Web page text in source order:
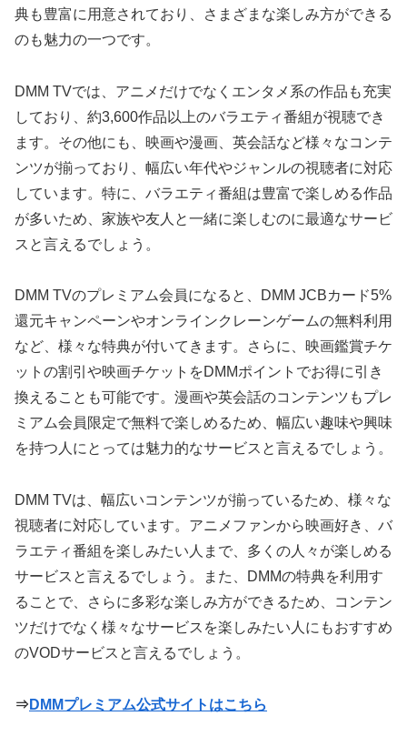
典も豊富に用意されており、さまざまな楽しみ方ができる
のも魅力の一つです。
DMM TVでは、アニメだけでなくエンタメ系の作品も充実
しており、約3,600作品以上のバラエティ番組が視聴でき
ます。その他にも、映画や漫画、英会話など様々なコンテ
ンツが揃っており、幅広い年代やジャンルの視聴者に対応
しています。特に、バラエティ番組は豊富で楽しめる作品
が多いため、家族や友人と一緒に楽しむのに最適なサービ
スと言えるでしょう。
DMM TVのプレミアム会員になると、DMM JCBカード5%
還元キャンペーンやオンラインクレーンゲームの無料利用
など、様々な特典が付いてきます。さらに、映画鑑賞チケ
ットの割引や映画チケットをDMMポイントでお得に引き
換えることも可能です。漫画や英会話のコンテンツもプレ
ミアム会員限定で無料で楽しめるため、幅広い趣味や興味
を持つ人にとっては魅力的なサービスと言えるでしょう。
DMM TVは、幅広いコンテンツが揃っているため、様々な
視聴者に対応しています。アニメファンから映画好き、バ
ラエティ番組を楽しみたい人まで、多くの人々が楽しめる
サービスと言えるでしょう。また、DMMの特典を利用す
ることで、さらに多彩な楽しみ方ができるため、コンテン
ツだけでなく様々なサービスを楽しみたい人にもおすすめ
のVODサービスと言えるでしょう。
⇒ DMMプレミアム公式サイトはこちら